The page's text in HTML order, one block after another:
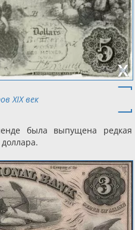
XIX век
была выпущена редкая